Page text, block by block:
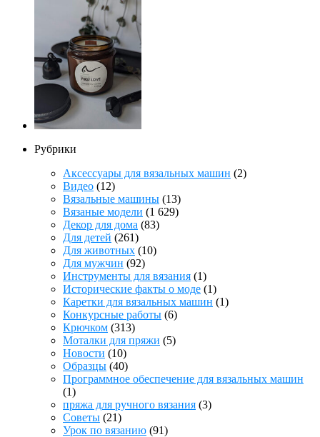
Рубрики
Аксессуары для вязальных машин (2)
Видео (12)
Вязальные машины (13)
Вязаные модели (1 629)
Декор для дома (83)
Для детей (261)
Для животных (10)
Для мужчин (92)
Инструменты для вязания (1)
Исторические факты о моде (1)
Каретки для вязальных машин (1)
Конкурсные работы (6)
Крючком (313)
Моталки для пряжи (5)
Новости (10)
Образцы (40)
Программное обеспечение для вязальных машин
(1)
пряжа для ручного вязания (3)
Советы (21)
Урок по вязанию (91)